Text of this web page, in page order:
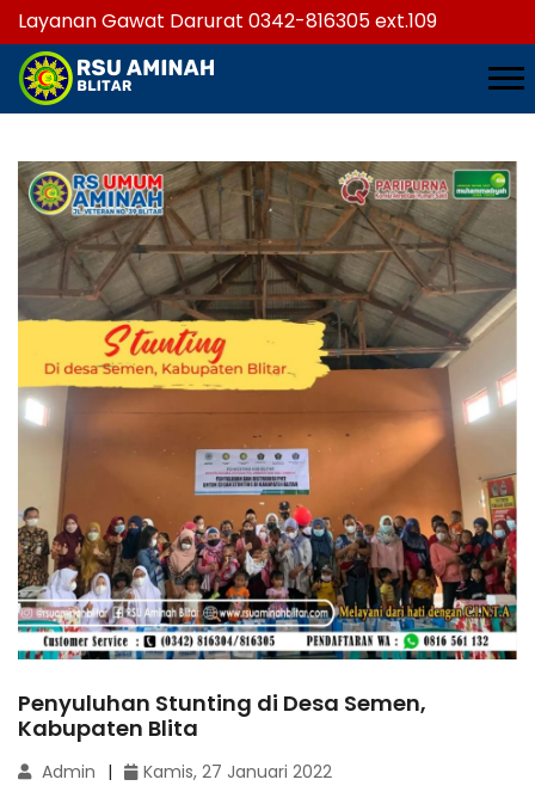
Layanan Gawat Darurat 0342-816305 ext.109
Penyuluhan Stunting di Desa Semen,
Kabupaten Blita
Admin Kamis, 27 Januari 2022